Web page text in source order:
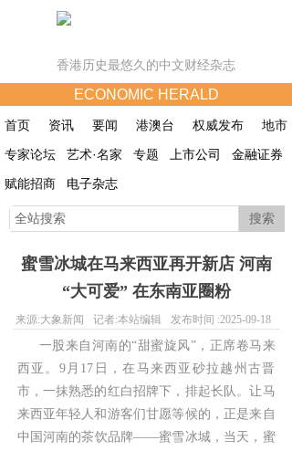
首页 资讯 要闻 港澳台 权威发布
地市
专家论坛
艺术·名家 专题 上市公司
金融证券
赋能招商
电子杂志
ECONOMIC HERALD
香港历史最悠久的中文财经杂志
搜索
蜜雪冰城在马来西亚再开新店 河南
“大可爱” 在东南亚圈粉
来源:大象新闻 记者:本站编辑 发布时间 :2025-09-18
一股来自河南的“甜蜜旋风”，正席卷马来
西亚。9月17日，在马来西亚砂拉越州古晋
市，一抹熟悉的红白招牌下，排起长队。让马
来西亚年轻人和游客们甘愿等候的，正是来自
中国河南的茶饮品牌——蜜雪冰城，当天，蜜